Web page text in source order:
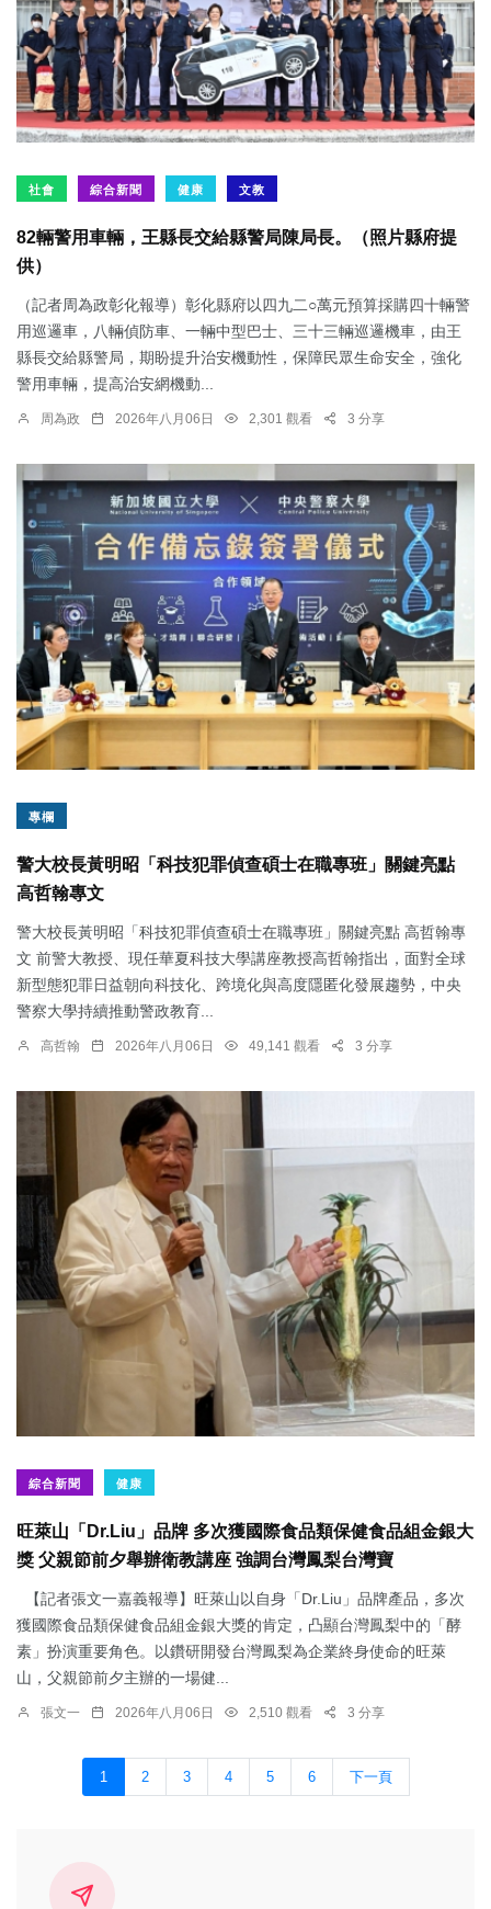
社會 綜合新聞 健康 文教
82輛警用車輛，王縣長交給縣警局陳局長。（照片縣府提
供）
（記者周為政彰化報導）彰化縣府以四九二○萬元預算採購四十輛警
用巡邏車，八輛偵防車、一輛中型巴士、三十三輛巡邏機車，由王
縣長交給縣警局，期盼提升治安機動性，保障民眾生命安全，強化
警用車輛，提高治安網機動...
周為政 2026年八月06日 2,301 觀看 3 分享
專欄
警大校長黃明昭「科技犯罪偵查碩士在職專班」關鍵亮點
高哲翰專文
警大校長黃明昭「科技犯罪偵查碩士在職專班」關鍵亮點 高哲翰專
文 前警大教授、現任華夏科技大學講座教授高哲翰指出，面對全球
新型態犯罪日益朝向科技化、跨境化與高度隱匿化發展趨勢，中央
警察大學持續推動警政教育...
高哲翰 2026年八月06日 49,141 觀看 3 分享
綜合新聞 健康
旺萊山「Dr.Liu」品牌 多次獲國際食品類保健食品組金銀大
獎 父親節前夕舉辦衛教講座 強調台灣鳳梨台灣寶
【記者張文一嘉義報導】旺萊山以自身「Dr.Liu」品牌產品，多次
獲國際食品類保健食品組金銀大獎的肯定，凸顯台灣鳳梨中的「酵
素」扮演重要角色。以鑽研開發台灣鳳梨為企業終身使命的旺萊
山，父親節前夕主辦的一場健...
張文一 2026年八月06日 2,510 觀看 3 分享
1 2 3 4 5 6 下一頁